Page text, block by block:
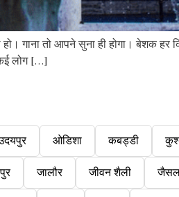
गाना तो आपने सुना ही होगा। बेशक हर
लोग […]
ओडिशा कबड्डी
जालौर जीवन शैली